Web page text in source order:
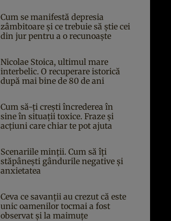
Cum se manifestă depresia
zâmbitoare și ce trebuie să știe cei
din jur pentru a o recunoaște
Nicolae Stoica, ultimul mare
interbelic. O recuperare istorică
după mai bine de 80 de ani
Cum să-ți crești încrederea în
sine în situații toxice. Fraze și
acțiuni care chiar te pot ajuta
Scenariile minții. Cum să îți
stăpânești gândurile negative și
anxietatea
Ceva ce savanții au crezut că este
unic oamenilor tocmai a fost
observat și la maimuțe